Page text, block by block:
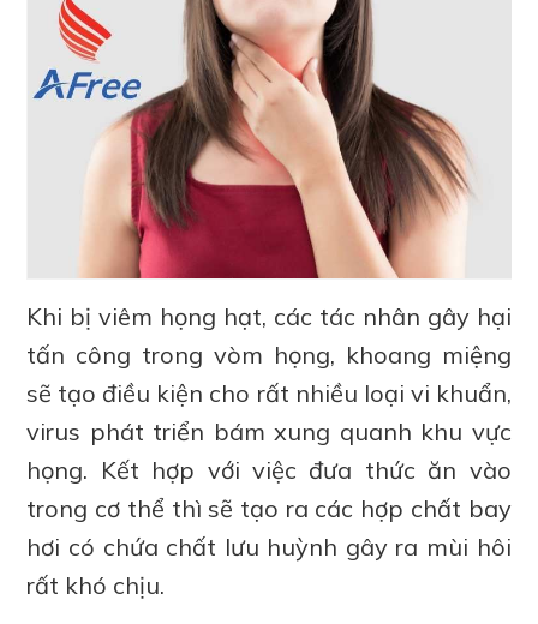
Khi bị viêm họng hạt, các tác nhân gây hại
tấn công trong vòm họng, khoang miệng
sẽ tạo điều kiện cho rất nhiều loại vi khuẩn,
virus phát triển bám xung quanh khu vực
họng. Kết hợp với việc đưa thức ăn vào
trong cơ thể thì sẽ tạo ra các hợp chất bay
hơi có chứa chất lưu huỳnh gây ra mùi hôi
rất khó chịu.